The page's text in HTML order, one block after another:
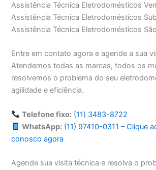
Assistência Técnica Eletrodomésticos
Assistência Técnica Eletrodomésticos
Assistência Técnica Eletrodomésticos
Entre em contato agora e agende a sua
Atendemos todas as marcas, todos os
resolvemos o problema do seu
agilidade e eficiência.
Telefone fixo: (11) 3483-8722
WhatsApp: (11) 97410-0311 – Clique
conosco agora
Agende sua visita técnica e resolva o